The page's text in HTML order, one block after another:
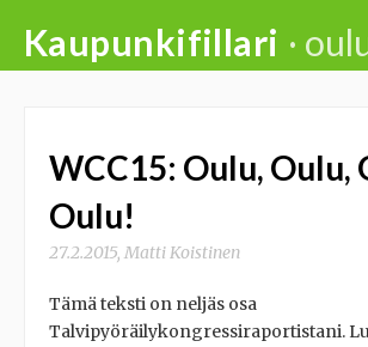
Kaupunkifillari ·
WCC15: Oulu, Oulu,
Oulu!
27.2.2015, Matti Koistinen
Tämä teksti on neljäs osa
Talvipyöräilykongressiraportistani.